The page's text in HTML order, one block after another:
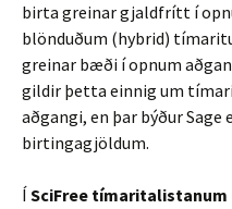
birta greinar gjaldfrítt í
blönduðum (hybrid)
greinar bæði í opnum
gildir þetta einnig um
aðgangi, en þar býður
birtingagjöldum.
Í SciFree tímaritalistanum